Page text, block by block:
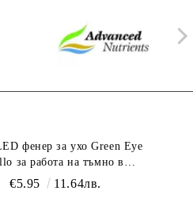
фенер за ухо Green Eye
за работа на тъмно в
€5.95 11.64лв.